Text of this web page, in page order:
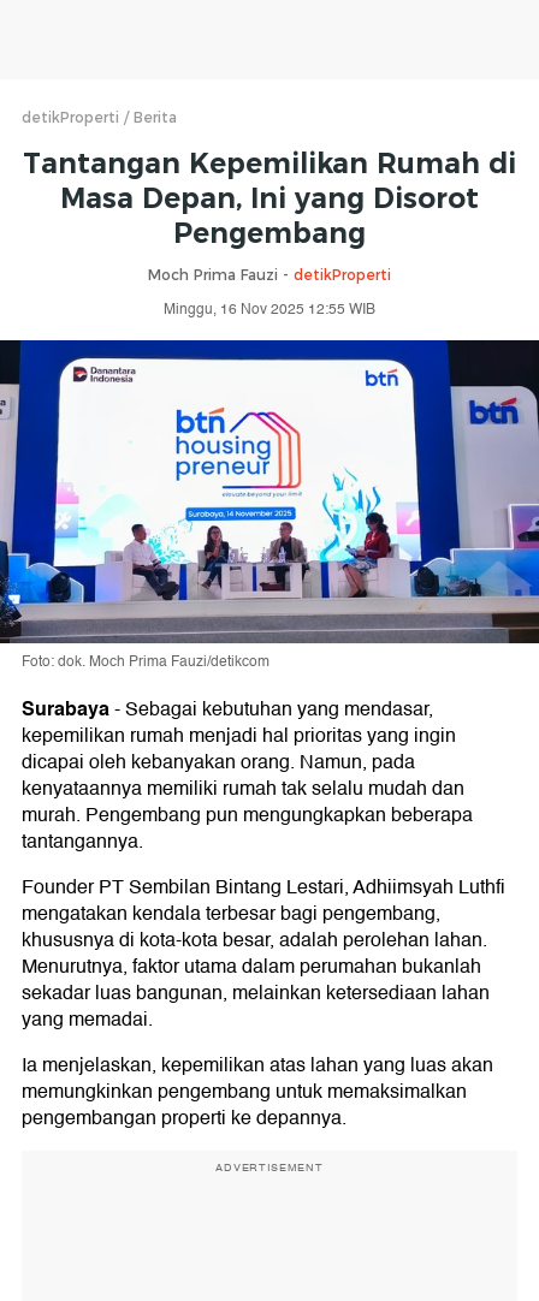
detikProperti Berita
Tantangan Kepemilikan Rumah di
Masa Depan, Ini yang Disorot
Pengembang
Moch Prima Fauzi - detikProperti
Minggu, 16 Nov 2025 12:55 WIB
Foto: dok. Moch Prima Fauzi/detikcom
Surabaya-Sebagai kebutuhan yang mendasar,
kepemilikan rumah menjadi hal prioritas yang ingin
dicapai oleh kebanyakan orang. Namun, pada
kenyataannya memiliki rumah tak selalu mudah dan
murah. Pengembang pun mengungkapkan beberapa
tantangannya.
Founder PT Sembilan Bintang Lestari, Adhiimsyah Luthfi
mengatakan kendala terbesar bagi pengembang,
khususnya di kota-kota besar, adalah perolehan lahan.
Menurutnya, faktor utama dalam perumahan bukanlah
sekadar luas bangunan, melainkan ketersediaan lahan
yang memadai.
Ia menjelaskan, kepemilikan atas lahan yang luas akan
memungkinkan pengembang untuk memaksimalkan
pengembangan properti ke depannya.
ADVERTISEMENT